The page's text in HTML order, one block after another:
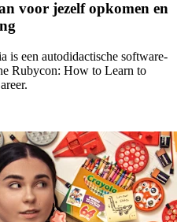
voor jezelf opkomen en
is een autodidactische software-
Rubycon: How to Learn to